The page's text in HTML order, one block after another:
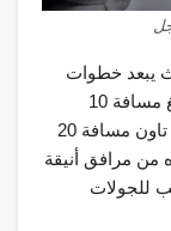
يبعد خطوات
عن شاطئ ذا ناما، كما يبعد عن شاطئ باتونغ مسافة 10
دقائق بواسطة السيارة. فيما يبعد عن بوكيت تاون مسافة 20
من مرافق أنيقة
للجولات